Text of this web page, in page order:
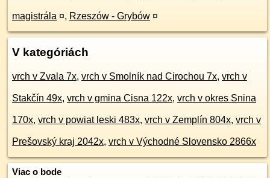
magistrála ¤, Rzeszów - Grybów ¤
V kategóriách
vrch v Zvala 7x, vrch v Smolník nad Cirochou 7x, vrch v
Stakčín 49x, vrch v gmina Cisna 122x, vrch v okres Snina
170x, vrch v powiat leski 483x, vrch v Zemplín 804x, vrch v
Prešovský kraj 2042x, vrch v Východné Slovensko 2866x
Viac o bode